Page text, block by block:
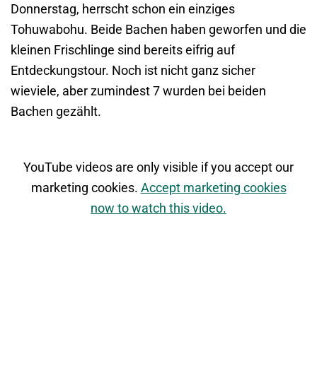
Donnerstag, herrscht schon ein einziges
Tohuwabohu. Beide Bachen haben geworfen und die
kleinen Frischlinge sind bereits eifrig auf
Entdeckungstour. Noch ist nicht ganz sicher
wieviele, aber zumindest 7 wurden bei beiden
Bachen gezählt.
YouTube videos are only visible if you accept our
marketing cookies. Accept marketing cookies
now to watch this video.